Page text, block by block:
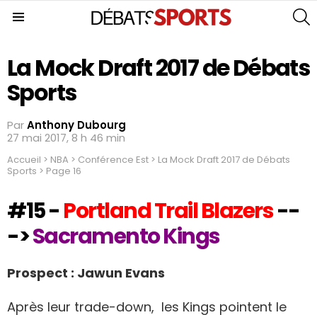
La Mock Draft 2017 de Débats
Sports
ParAnthony Dubourg
27 mai 2017, 8 h 46 min
Accueil > NBA > Conférence Est > La Mock Draft 2017 de Débats
Sports > Page 16
#15 -Portland Trail Blazers--
->Sacramento Kings
Prospect : Jawun Evans
Après leur trade-down, les Kings pointent le